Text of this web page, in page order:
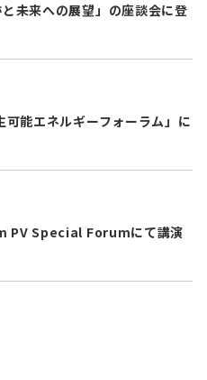
未来への展望」の座談会に登
能エネルギーフォーラム」に
PV Special Forumにて講演